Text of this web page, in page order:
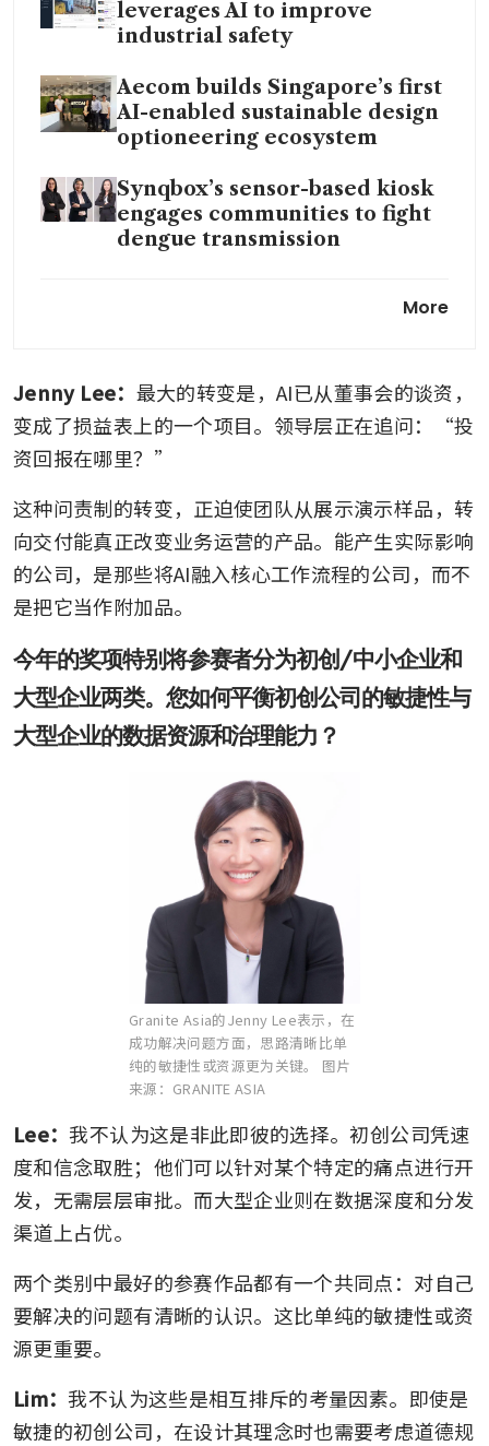
leverages AI to improve
industrial safety
Aecom builds Singapore’s first
AI-enabled sustainable design
optioneering ecosystem
Synqbox’s sensor-based kiosk
engages communities to fight
dengue transmission
Singapore’s preventive care
Primustech teaches buildings
to ‘think’
How Hyundai Motor redefines
the factory floor with robots
and AI in its Singapore hub
SBS Transit breaks
communication barrier with
Singapore’s first AI sign-
language assistant
JTC bids goodbye to the
paper-heavy world of
Thales redefines the airport
journey with AI-powered
biometrics
AI-driven inspection platform
boosts productivity by 70% for
H3 Zoom
More
Jenny Lee： 最大的转变是，AI已从董事会的谈资，
变成了损益表上的一个项目。领导层正在追问：“投
资回报在哪里？”
这种问责制的转变，正迫使团队从展示演示样品，转
向交付能真正改变业务运营的产品。能产生实际影响
的公司，是那些将AI融入核心工作流程的公司，而不
是把它当作附加品。
今年的奖项特别将参赛者分为初创/中小企业和
大型企业两类。您如何平衡初创公司的敏捷性与
大型企业的数据资源和治理能力？
Granite Asia的Jenny Lee表示，在
成功解决问题方面，思路清晰比单
纯的敏捷性或资源更为关键。 图片
来源：GRANITE ASIA
Lee：我不认为这是非此即彼的选择。初创公司凭速
度和信念取胜；他们可以针对某个特定的痛点进行开
发，无需层层审批。而大型企业则在数据深度和分发
渠道上占优。
两个类别中最好的参赛作品都有一个共同点：对自己
要解决的问题有清晰的认识。这比单纯的敏捷性或资
源更重要。
Lim：我不认为这些是相互排斥的考量因素。即使是
敏捷的初创公司，在设计其理念时也需要考虑道德规